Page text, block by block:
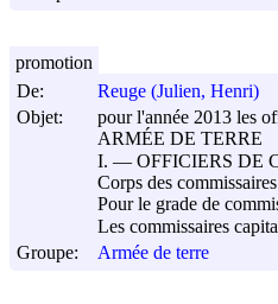
De:
Reuge (Julien, Henri)
Objet:
pour l'année 2013 les
ARMÉE DE TERRE
I. ― OFFICIERS DE
Corps des
Pour le grade de
Les commissaires
Groupe:
Armée de terre
promotion